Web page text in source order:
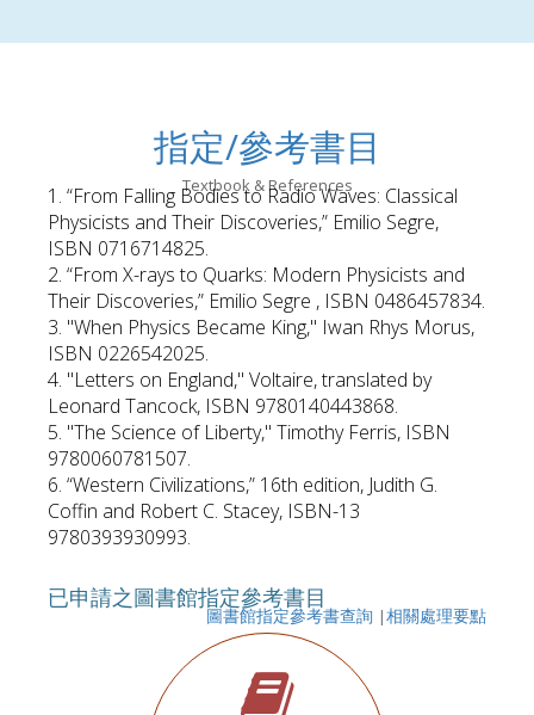
指定/參考書目
Textbook & References
1. “From Falling Bodies to Radio Waves: Classical
Physicists and Their Discoveries,” Emilio Segre,
ISBN 0716714825.
2. “From X-rays to Quarks: Modern Physicists and
Their Discoveries,” Emilio Segre , ISBN 0486457834.
3. "When Physics Became King," Iwan Rhys Morus,
ISBN 0226542025.
4. "Letters on England," Voltaire, translated by
Leonard Tancock, ISBN 9780140443868.
5. "The Science of Liberty," Timothy Ferris, ISBN
9780060781507.
6. “Western Civilizations,” 16th edition, Judith G.
Coffin and Robert C. Stacey, ISBN-13
9780393930993.
已申請之圖書館指定參考書目
圖書館指定參考書查詢 |相關處理要點